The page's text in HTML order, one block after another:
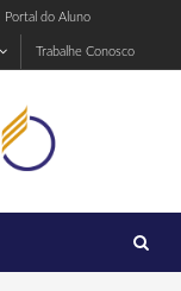
Portal do Aluno
Trabalhe Conosco